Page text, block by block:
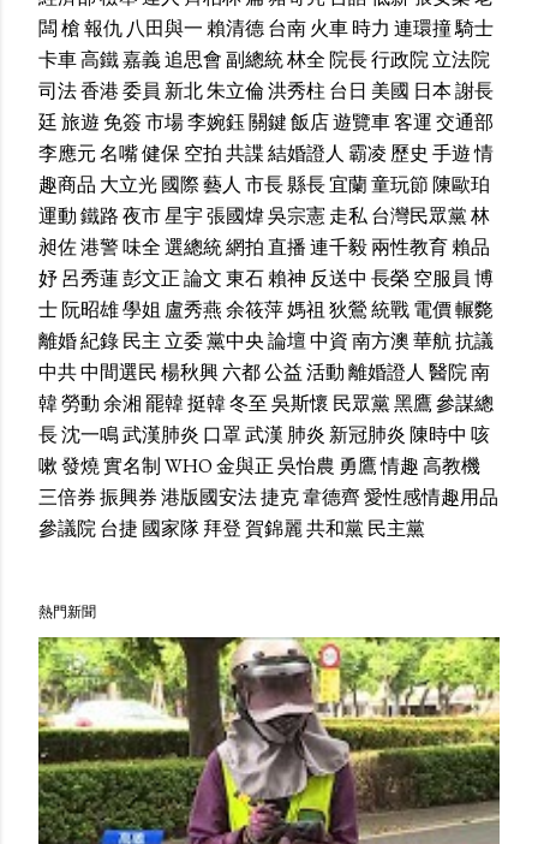
闆槍報仇 八田與一賴清德台南火車時力 連環撞騎士
卡車高鐵嘉義追思會副總統林全 院長行政院立法院
司法香港委員 新北朱立倫洪秀柱 台日 美國 日本謝長
廷旅遊 免簽市場李婉鈺關鍵飯店遊覽車客運交通部
李應元名嘴健保空拍共諜結婚證人 霸凌 歷史 手遊情
趣商品 大立光國際藝人 市長縣長宜蘭童玩節陳歐珀
運動鐵路夜市星宇張國煒吳宗憲走私台灣民眾黨林
昶佐港警味全選總統網拍直播連千毅兩性教育賴品
妤呂秀蓮彭文正論文東石賴神 反送中 長榮空服員 博
士阮昭雄學姐 盧秀燕余筱萍媽祖 狄鶯統戰電價輾斃
離婚紀錄民主 立委黨中央論壇中資南方澳華航抗議
中共中間選民楊秋興六都公益活動離婚證人 醫院南
韓勞動余湘罷韓挺韓冬至吳斯懷 民眾黨黑鷹參謀總
長沈一鳴武漢肺炎 口罩武漢 肺炎 新冠肺炎陳時中 咳
嗽發燒實名制WHO金與正吳怡農 勇鷹情趣高教機
三倍券振興券港版國安法捷克韋德齊愛性感情趣用品
參議院台捷 國家隊拜登賀錦麗共和黨民主黨
熱門新聞